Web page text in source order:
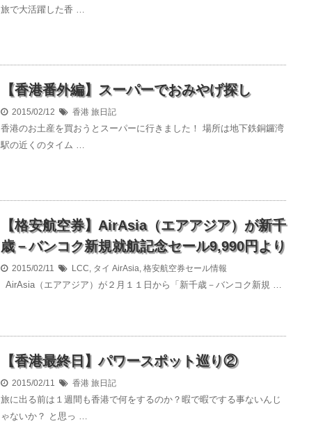
旅で大活躍した香 …
【香港番外編】スーパーでおみやげ探し
2015/02/12 香港 旅日記
香港のお土産を買おうとスーパーに行きました！ 場所は地下鉄銅鑼湾
駅の近くのタイム …
【格安航空券】AirAsia（エアアジア）が新千
歳－バンコク新規就航記念セール9,990円より
2015/02/11 LCC, タイ AirAsia, 格安航空券セール情報
AirAsia（エアアジア）が２月１１日から「新千歳－バンコク新規 …
【香港最終日】パワースポット巡り②
2015/02/11 香港 旅日記
旅に出る前は１週間も香港で何をするのか？暇で暇でする事ないんじ
ゃないか？ と思っ …